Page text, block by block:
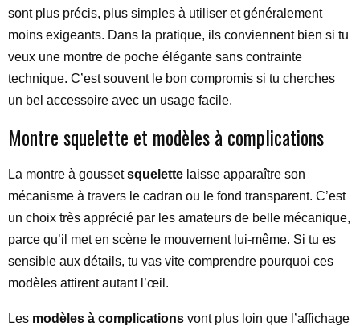
sont plus précis, plus simples à utiliser et généralement
moins exigeants. Dans la pratique, ils conviennent bien si tu
veux une montre de poche élégante sans contrainte
technique. C’est souvent le bon compromis si tu cherches
un bel accessoire avec un usage facile.
Montre squelette et modèles à complications
La montre à goussetsquelette laisse apparaître son
mécanisme à travers le cadran ou le fond transparent. C’est
un choix très apprécié par les amateurs de belle mécanique,
parce qu’il met en scène le mouvement lui-même. Si tu es
sensible aux détails, tu vas vite comprendre pourquoi ces
modèles attirent autant l’œil.
Les modèles à complications vont plus loin que l’affichage